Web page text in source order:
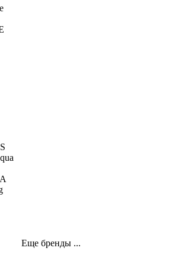
Еще бренды ...